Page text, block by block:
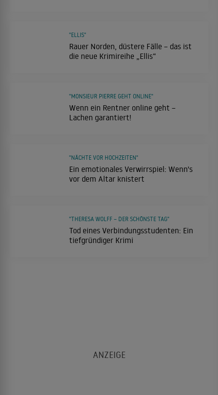
Rauer Norden, düstere Fälle – das ist
die neue Krimireihe „Ellis“
"ELLIS"
Wenn ein Rentner online geht –
Lachen garantiert!
"MONSIEUR PIERRE GEHT ONLINE"
Ein emotionales Verwirrspiel: Wenn's
vor dem Altar knistert
"NÄCHTE VOR HOCHZEITEN"
Tod eines Verbindungsstudenten: Ein
tiefgründiger Krimi
"THERESA WOLFF – DER SCHÖNSTE TAG"